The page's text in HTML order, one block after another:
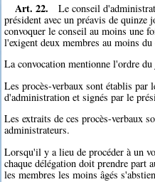
Art. 22.
Le conseil
président avec un préavis de quinze
convoquer le conseil au moins une
l'exigent deux membres au moins
La convocation mentionne l'ordre du
Les procès-verbaux sont établis par
d'administration et signés par le
Les extraits de ces procès-verbaux
administrateurs.
Lorsqu'il y a lieu de procéder à un
chaque délégation doit prendre part
les membres les moins âgés